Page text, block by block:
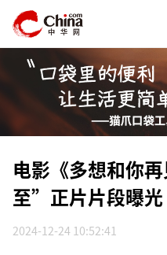
电影《多想和你
至”正片片段曝光
2024-12-24 10:52:41